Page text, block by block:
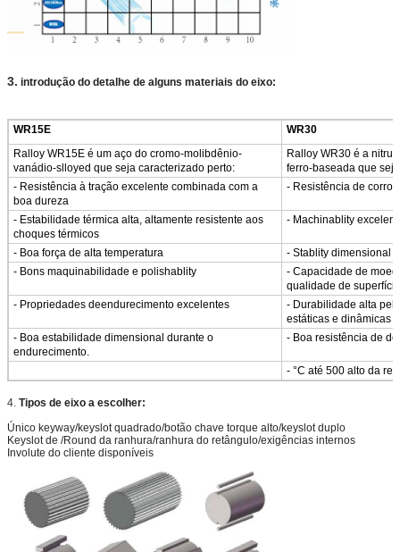
3. introdução do detalhe de alguns materiais do eixo:
WR15E
WR30
Ralloy WR15E é um aço do cromo-molibdênio-
vanádio-slloyed que seja caracterizado perto:
Ralloy WR30 é a
ferro-baseada que
- Resistência à tração excelente combinada com a
boa dureza
- Resistência de
- Estabilidade térmica alta, altamente resistente aos
choques térmicos
- Machinablity
- Boa força de alta temperatura
- Stablity dimensional
- Bons maquinabilidade e polishablity
- Capacidade de
qualidade de
- Propriedades deendurecimento excelentes
- Durabilidade alta
estáticas e dinâmicas
- Boa estabilidade dimensional durante o
endurecimento.
- Boa resistência de
- °C até 500 alto da
4. Tipos de eixo a escolher:
Único keyway/keyslot quadrado/botão chave torque alto/keyslot duplo
Keyslot de /Round da ranhura/ranhura do retângulo/exigências internos
Involute do cliente disponíveis